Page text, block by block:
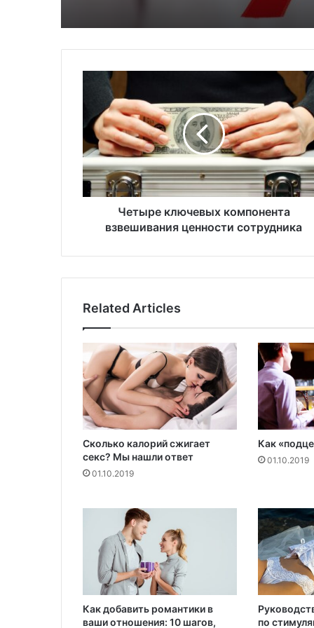
ы
р
е
к
л
ю
ы
м
п
о
е
н
а
в
з
в
е
ц
е
н
Четыре ключевых компонента
взвешивания ценности сотрудника
Related Articles
Сколько калорий сжигает
секс? Мы нашли ответ
01.10.2019
Как
01.10.2019
Как добавить романтики в
ваши отношения: 10 шагов,
по